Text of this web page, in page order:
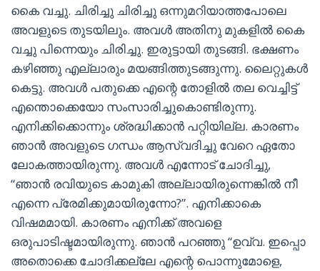
കൈ വച്ചു. ചിരിച്ചു ചിരിച്ചു ഒന്നുമറിയാത്തപോലെ
അവളുടെ തുടയിലും. അവൾ അതിനു മുകളിൽ കൈ
വച്ചു പിന്നെയും ചിരിച്ചു. ഇരുട്ടായി തുടങ്ങി. ഭക്ഷണം
കഴിഞ്ഞു എല്ലാരും മയങ്ങിത്തുടങ്ങുന്നു. ലൈറ്റുകൾ
കെട്ടു. അവൾ പതുക്കെ എന്റെ തോളിൽ തല വെച്ചിട്ട്
എന്തൊക്കെയോ സംസാരിച്ചുകൊണ്ടിരുന്നു.
എനിക്കിക്കൊന്നും ശ്രദ്ധിക്കാൻ പറ്റിയില്ല. കാരണം
ഞാൻ അവളുടെ ഗന്ധം ആസ്വദിച്ചു വേറെ ഏതോ
ലോകത്തായിരുന്നു. അവൾ എന്നോട് ചോദിച്ചു,
“ഞാൻ രവിയുടെ കാമുകി അല്ലായിരുന്നെങ്കിൽ നീ
എന്നെ പ്രേമിക്കുമായിരുന്നോ?”. എനിക്കാകെ
വിഷമമായി. കാരണം എനിക്ക് അവളെ
ഒരുപാടിഷ്ടമായിരുന്നു. ഞാൻ പറഞ്ഞു “ഉവ്വ. ഇപ്പൊ
അതൊക്കെ ചോദിക്കല്ലേ എന്റെ പൊന്നുമോളെ,